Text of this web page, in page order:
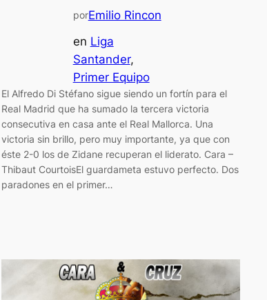
porEmilio Rincon
en Liga
Santander
Primer Equipo
El Alfredo Di Stéfano sigue siendo un fortín para el
Real Madrid que ha sumado la tercera victoria
consecutiva en casa ante el Real Mallorca. Una
victoria sin brillo, pero muy importante, ya que con
éste 2-0 los de Zidane recuperan el liderato. Cara –
Thibaut CourtoisEl guardameta estuvo perfecto. Dos
paradones en el primer…